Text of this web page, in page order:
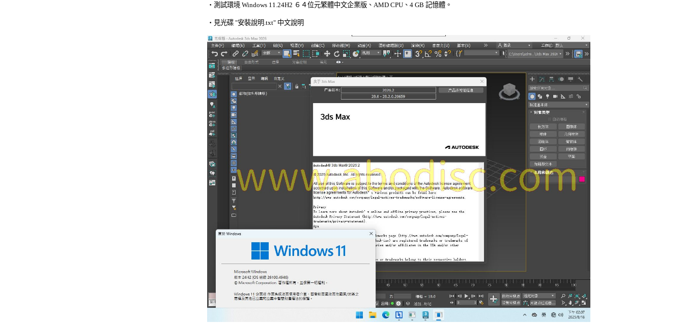
‧測試環境 Windows 11.24H2 ６４位元繁體中文企業版、AMD CPU、4 GB 記憶體。
‧見光碟 "安裝說明.txt" 中文說明